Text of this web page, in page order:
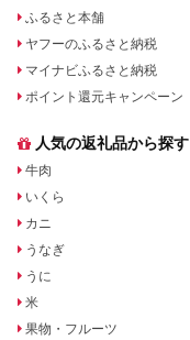
ふるさと本舗
ヤフーのふるさと納税
マイナビふるさと納税
ポイント還元キャンペーン
人気の返礼品から探す
牛肉
いくら
カニ
うなぎ
うに
米
果物・フルーツ